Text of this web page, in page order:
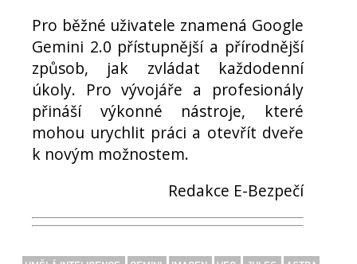
Pro běžné uživatele znamená Google
Gemini 2.0 přístupnější a přírodnější
způsob, jak zvládat každodenní
úkoly. Pro vývojáře a profesionály
přináší výkonné nástroje, které
mohou urychlit práci a otevřít dveře
k novým možnostem.
Redakce E-Bezpečí